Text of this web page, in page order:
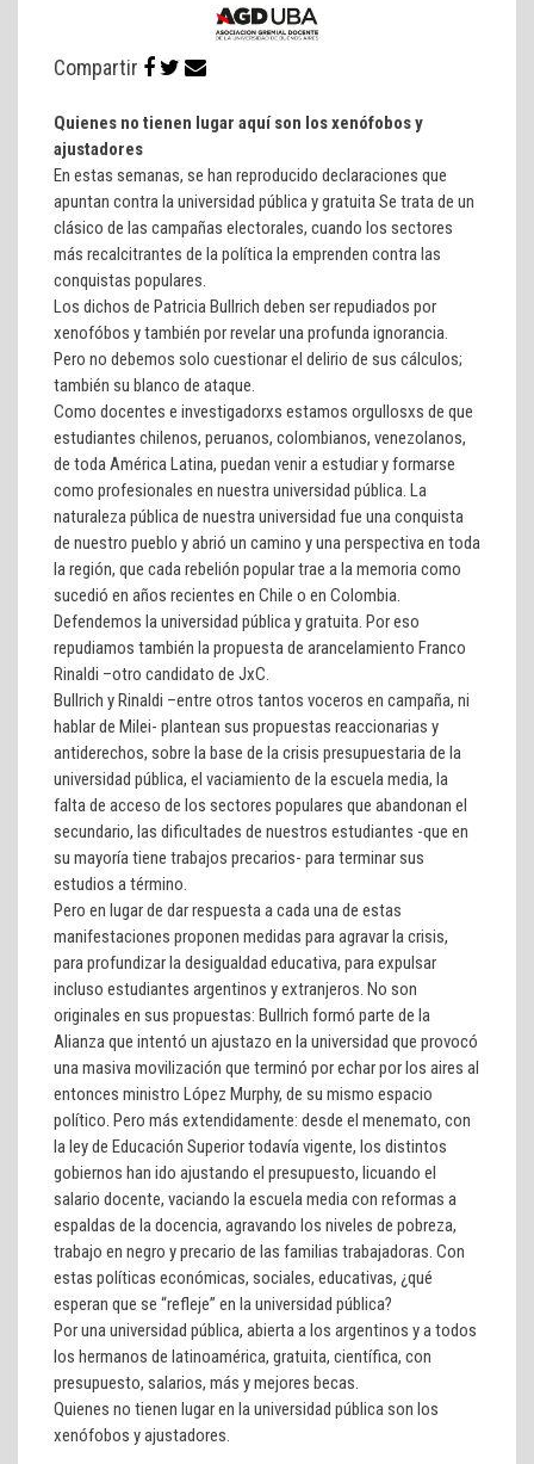
Compartir
Quienes no tienen lugar aquí son los xenófobos y
ajustadores
En estas semanas, se han reproducido declaraciones que
apuntan contra la universidad pública y gratuita Se trata de un
clásico de las campañas electorales, cuando los sectores
más recalcitrantes de la política la emprenden contra las
conquistas populares.
Los dichos de Patricia Bullrich deben ser repudiados por
xenofóbos y también por revelar una profunda ignorancia.
Pero no debemos solo cuestionar el delirio de sus cálculos;
también su blanco de ataque.
Como docentes e investigadorxs estamos orgullosxs de que
estudiantes chilenos, peruanos, colombianos, venezolanos,
de toda América Latina, puedan venir a estudiar y formarse
como profesionales en nuestra universidad pública. La
naturaleza pública de nuestra universidad fue una conquista
de nuestro pueblo y abrió un camino y una perspectiva en toda
la región, que cada rebelión popular trae a la memoria como
sucedió en años recientes en Chile o en Colombia.
Defendemos la universidad pública y gratuita. Por eso
repudiamos también la propuesta de arancelamiento Franco
Rinaldi –otro candidato de JxC.
Bullrich y Rinaldi –entre otros tantos voceros en campaña, ni
hablar de Milei- plantean sus propuestas reaccionarias y
antiderechos, sobre la base de la crisis presupuestaria de la
universidad pública, el vaciamiento de la escuela media, la
falta de acceso de los sectores populares que abandonan el
secundario, las dificultades de nuestros estudiantes -que en
su mayoría tiene trabajos precarios- para terminar sus
estudios a término.
Pero en lugar de dar respuesta a cada una de estas
manifestaciones proponen medidas para agravar la crisis,
para profundizar la desigualdad educativa, para expulsar
incluso estudiantes argentinos y extranjeros. No son
originales en sus propuestas: Bullrich formó parte de la
Alianza que intentó un ajustazo en la universidad que provocó
una masiva movilización que terminó por echar por los aires al
entonces ministro López Murphy, de su mismo espacio
político. Pero más extendidamente: desde el menemato, con
la ley de Educación Superior todavía vigente, los distintos
gobiernos han ido ajustando el presupuesto, licuando el
salario docente, vaciando la escuela media con reformas a
espaldas de la docencia, agravando los niveles de pobreza,
trabajo en negro y precario de las familias trabajadoras. Con
estas políticas económicas, sociales, educativas, ¿qué
esperan que se “refleje” en la universidad pública?
Por una universidad pública, abierta a los argentinos y a todos
los hermanos de latinoamérica, gratuita, científica, con
presupuesto, salarios, más y mejores becas.
Quienes no tienen lugar en la universidad pública son los
xenófobos y ajustadores.